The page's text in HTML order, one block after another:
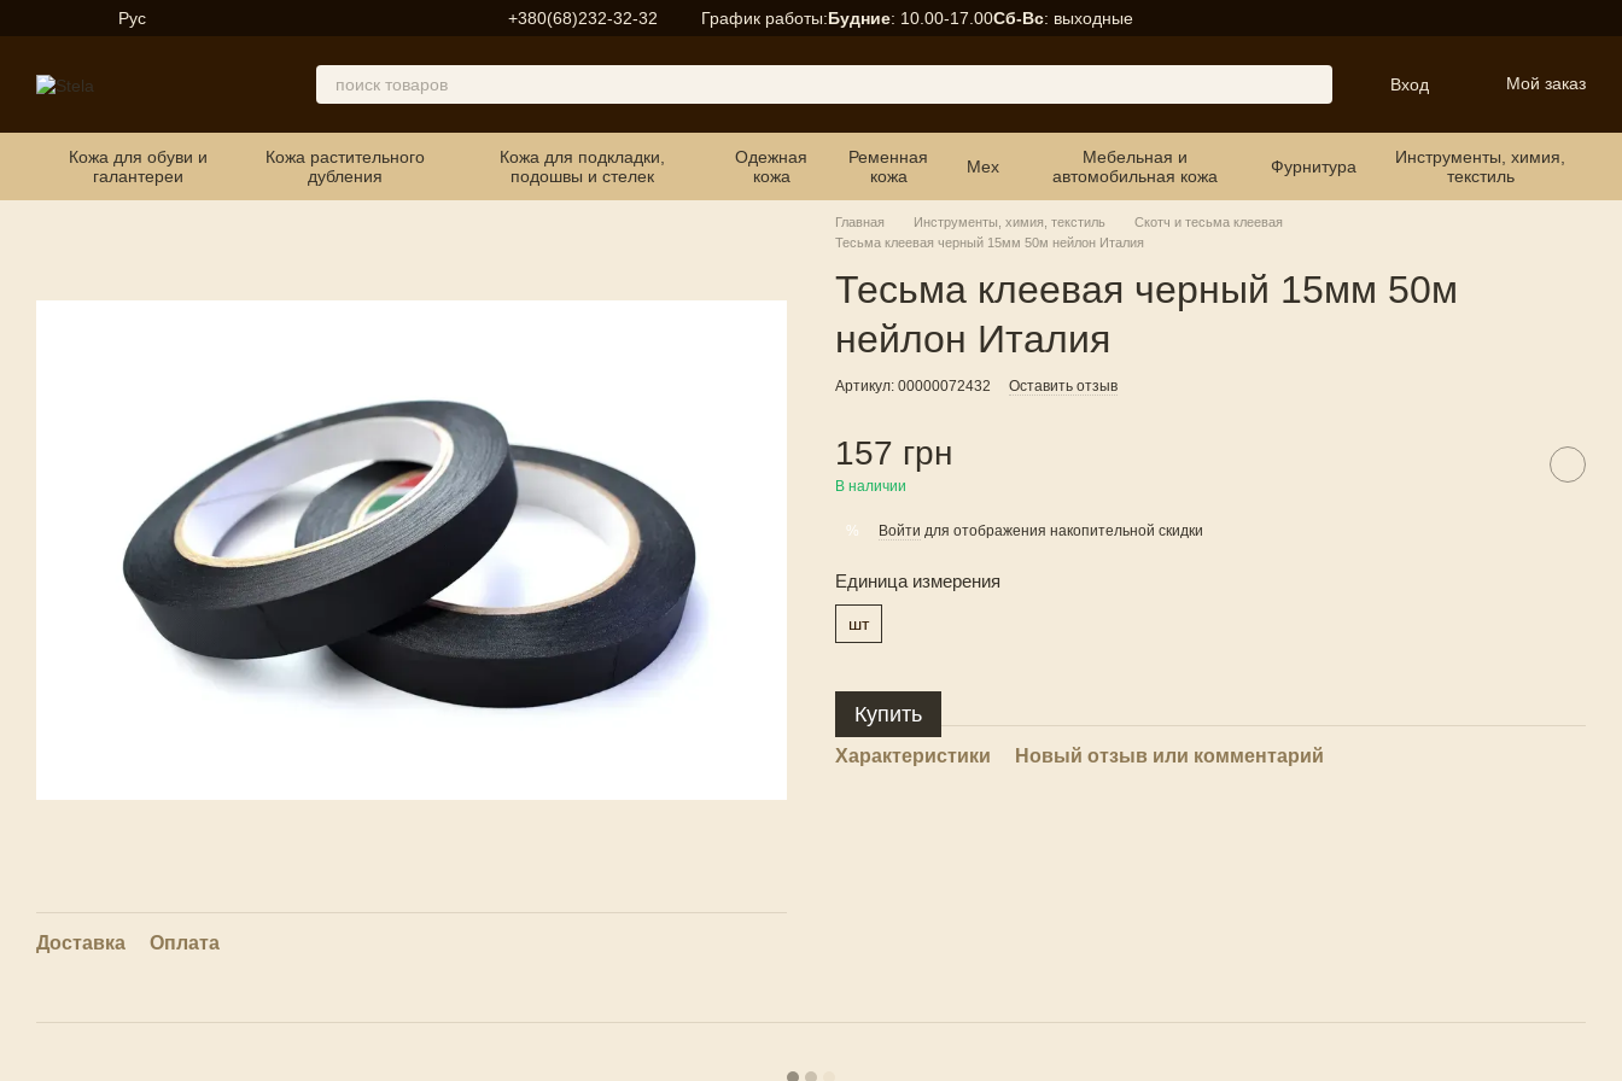
Перейти к основному контенту
Рус +380(68)232-32-32 График работы:Будние: 10.00-17.00Сб-Вс: выходные
Вход Мой заказ
Кожа для обуви и
галантереи
Кожа растительного
дубления
Кожа для подкладки,
подошвы и стелек
Одежная
кожа
Ременная
кожа
Мех
Мебельная и
автомобильная кожа
Фурнитура
Инструменты, химия,
текстиль
Доставка Оплата
Главная Инструменты, химия, текстиль
Скотч и тесьма клеевая
Тесьма клеевая черный 15мм 50м нейлон Италия
Тесьма клеевая черный 15мм 50м
нейлон Италия
Артикул: 00000072432 Оставить отзыв
157 грн
В наличии
% Войти для отображения накопительной скидки
Единица измерения
шт
Купить
Характеристики Новый отзыв или комментарий